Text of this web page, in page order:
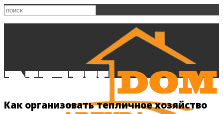
Как организовать тепличное хозяйство